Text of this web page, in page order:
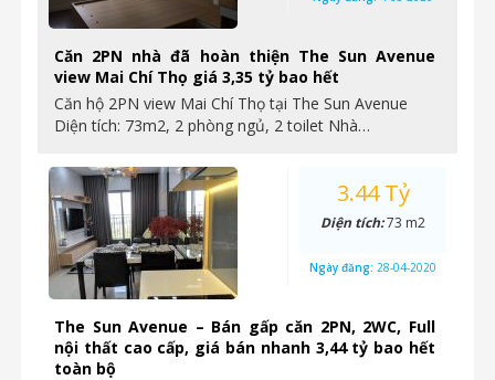
Căn 2PN nhà đã hoàn thiện The Sun Avenue
view Mai Chí Thọ giá 3,35 tỷ bao hết
Căn hộ 2PN view Mai Chí Thọ tại The Sun Avenue
Diện tích: 73m2, 2 phòng ngủ, 2 toilet Nhà…
The Sun Avenue – Bán gấp căn 2PN, 2WC, Full
nội thất cao cấp, giá bán nhanh 3,44 tỷ bao hết
toàn bộ
3.44 Tỷ
Diện tích:73 m2
Ngày đăng: 28-04-2020